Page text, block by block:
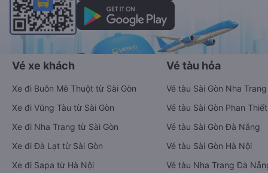
Vé xe khách
Xe đi Buôn Mê Thuột từ Sài Gòn
Xe đi Vũng Tàu từ Sài Gòn
Xe đi Nha Trang từ Sài Gòn
Xe đi Đà Lạt từ Sài Gòn
Xe đi Sapa từ Hà Nội
Vé tàu hỏa
Vé tàu Sài Gòn Nha Trang
Vé tàu Sài Gòn Phan Thiết
Vé tàu Sài Gòn Đà Nẵng
Vé tàu Sài Gòn Hà Nội
Vé tàu Nha Trang Đà